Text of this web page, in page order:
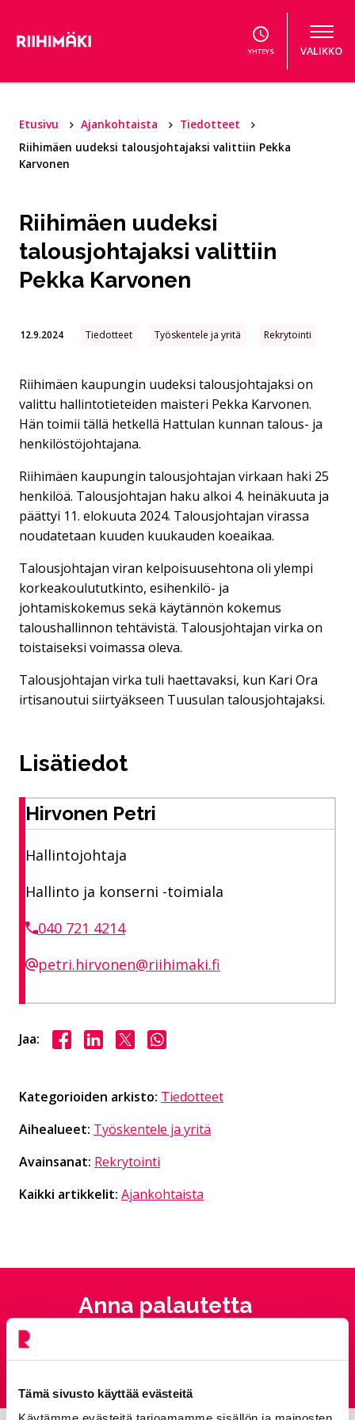
Tämä sivusto käyttää evästeitä
YHTEYS VALIKKO
Etusivu Ajankohtaista
Tiedotteet
Riihimäen uudeksi talousjohtajaksi valittiin Pekka
Karvonen
Riihimäen uudeksi
talousjohtajaksi valittiin
Pekka Karvonen
12.9.2024 Tiedotteet Työskentele ja yritä Rekrytointi
Riihimäen kaupungin uudeksi talousjohtajaksi on
valittu hallintotieteiden maisteri Pekka Karvonen.
Hän toimii tällä hetkellä Hattulan kunnan talous- ja
henkilöstöjohtajana.
Riihimäen kaupungin talousjohtajan virkaan haki 25
henkilöä. Talousjohtajan haku alkoi 4. heinäkuuta ja
päättyi 11. elokuuta 2024. Talousjohtajan virassa
noudatetaan kuuden kuukauden koeaikaa.
Talousjohtajan viran kelpoisuusehtona oli ylempi
korkeakoulututkinto, esihenkilö- ja
johtamiskokemus sekä käytännön kokemus
taloushallinnon tehtävistä. Talousjohtajan virka on
toistaiseksi voimassa oleva.
Talousjohtajan virka tuli haettavaksi, kun Kari Ora
irtisanoutui siirtyäkseen Tuusulan talousjohtajaksi.
Lisätiedot
Hirvonen Petri
Hallintojohtaja
Hallinto ja konserni -toimiala
040 721 4214
petri.hirvonen@riihimaki.fi
Jaa: Jaa Facebookissa
Jaa LinkedInissä
Jaa X:ssäJaa WhasAppissa
Kategorioiden arkisto: Tiedotteet
Aihealueet: Työskentele ja yritä
Avainsanat: Rekrytointi
Kaikki artikkelit: Ajankohtaista
Anna palautetta
Palautepalvelu